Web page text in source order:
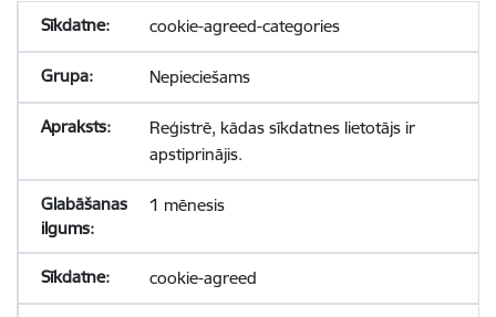
cookie-agreed-categories
Nepieciešams
Reģistrē, kādas sīkdatnes lietotājs ir
apstiprinājis.
1 mēnesis
cookie-agreed